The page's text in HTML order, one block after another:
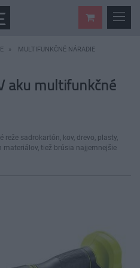
MULTIFUNKČNÉ NÁRADIE
aku multifunkčné
reže sadrokartón, kov, drevo, plasty,
tiež brúsia najjemnejšie